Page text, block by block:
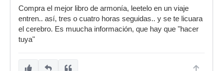
Compra el mejor libro de armonía, leetelo en un viaje
entren.. así, tres o cuatro horas seguidas.. y se te licuara
el cerebro. Es muucha información, que hay que "hacer
tuya"